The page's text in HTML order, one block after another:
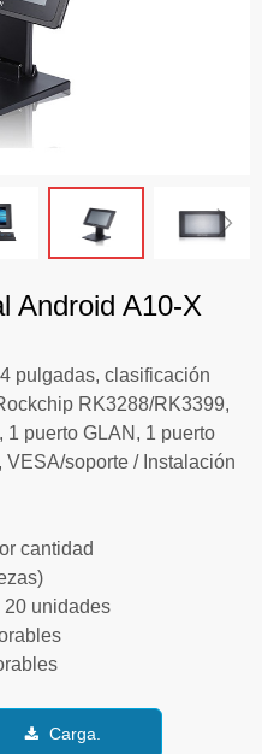
ꁇ
Android A10-X
pulgadas, clasificación
RK3288/RK3399,
1 puerto GLAN, 1 puerto
soporte / Instalación
cantidad
20 unidades
끂 Carga.